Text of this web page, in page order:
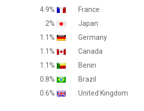
4.9%
France
2%
Japan
1.1%
Germany
1.1%
Canada
1.1%
Benin
0.8%
Brazil
0.6%
United Kingdom